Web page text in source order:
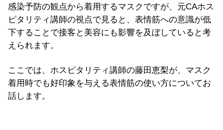
感染予防の観点から着用するマスクですが、元CAホス
ピタリティ講師の視点で見ると、表情筋への意識が低
下することで接客と美容にも影響を及ぼしていると考
えられます。
ここでは、ホスピタリティ講師の藤田恵梨が、マスク
着用時でも好印象を与える表情筋の使い方についてお
話します。